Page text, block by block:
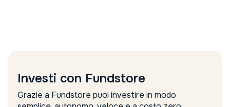
Investi con Fundstore
Grazie a Fundstore puoi investire in modo